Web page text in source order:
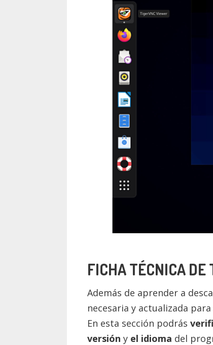
FICHA TÉCNICA DE
Además de aprender a
necesaria y actualizada para
En esta sección podrás
versión y el idioma del